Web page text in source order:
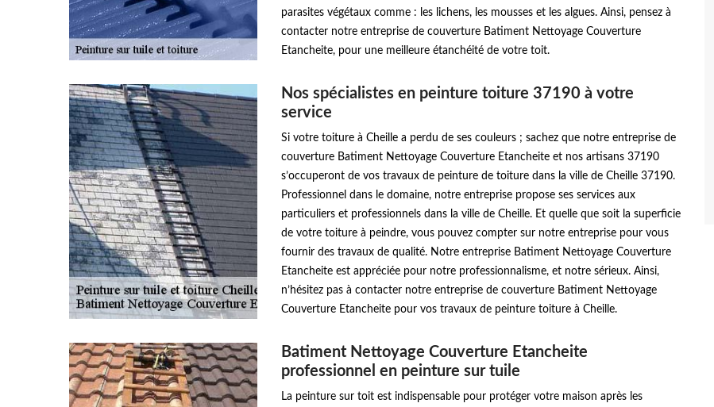
parasites végétaux comme : les lichens, les mousses et les algues. Ainsi, pensez à
contacter notre entreprise de couverture Batiment Nettoyage Couverture
Etancheite, pour une meilleure étanchéité de votre toit.
Nos spécialistes en peinture toiture 37190 à votre
service
Si votre toiture à Cheille a perdu de ses couleurs ; sachez que notre entreprise de
couverture Batiment Nettoyage Couverture Etancheite et nos artisans 37190
s’occuperont de vos travaux de peinture de toiture dans la ville de Cheille 37190.
Professionnel dans le domaine, notre entreprise propose ses services aux
particuliers et professionnels dans la ville de Cheille. Et quelle que soit la superficie
de votre toiture à peindre, vous pouvez compter sur notre entreprise pour vous
fournir des travaux de qualité. Notre entreprise Batiment Nettoyage Couverture
Etancheite est appréciée pour notre professionnalisme, et notre sérieux. Ainsi,
n’hésitez pas à contacter notre entreprise de couverture Batiment Nettoyage
Couverture Etancheite pour vos travaux de peinture toiture à Cheille.
Batiment Nettoyage Couverture Etancheite
professionnel en peinture sur tuile
La peinture sur toit est indispensable pour protéger votre maison après les